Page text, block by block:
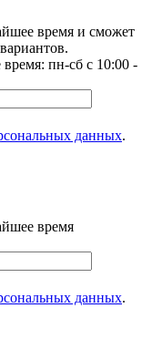
время и сможет
время: пн-сб с 10:00 -
данных.
время
данных.